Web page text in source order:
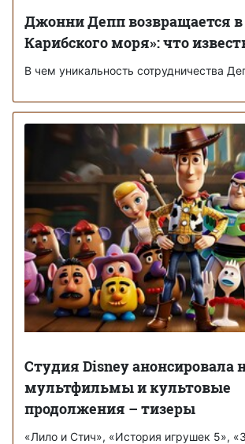
Джонни Депп возвращается
Карибского моря»: что
В чем уникальность сотрудничества
Студия Disney анонсировала
мультфильмы и культовые
продолжения – тизеры
«Лило и Стич», «История игрушек 5»,